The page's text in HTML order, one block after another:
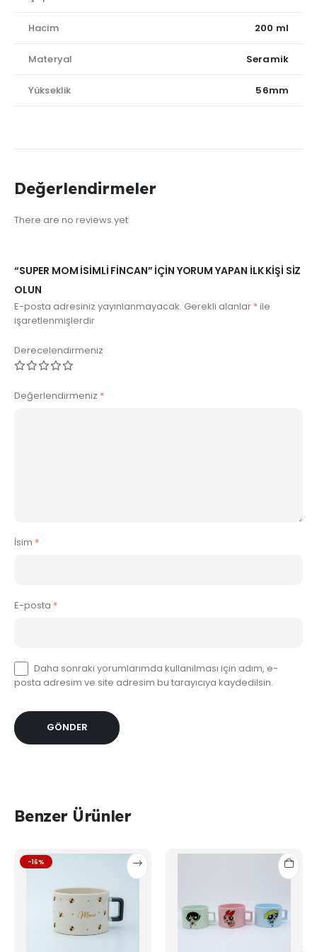
Hacim 200 ml
Materyal Seramik
Yükseklik 56mm
Değerlendirmeler
There are no reviews yet
“SUPER MOM İSIMLI FINCAN” IÇIN YORUM YAPAN ILK KIŞI SIZ
OLUN
E-posta adresiniz yayınlanmayacak. Gerekli alanlar *ile
işaretlenmişlerdir
Derecelendirmeniz
Değerlendirmeniz *
İsim *
E-posta *
Daha sonraki yorumlarımda kullanılması için adım, e-
posta adresim ve site adresim bu tarayıcıya kaydedilsin.
Benzer Ürünler
-16%
Bu
ürünün
varyasyonu